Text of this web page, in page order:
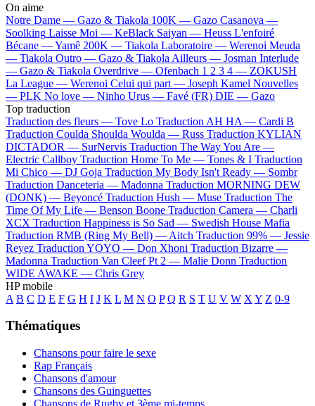
On aime
Notre Dame — Gazo & Tiakola 100K — Gazo Casanova —
Soolking Laisse Moi — KeBlack Saiyan — Heuss L'enfoiré
Bécane —Yamê 200K — Tiakola Laboratoire — Werenoi Meuda
— Tiakola Outro — Gazo & Tiakola Ailleurs — Josman Interlude
— Gazo & Tiakola Overdrive — Ofenbach 1 2 3 4 — ZOKUSH
La League — Werenoi Celui qui part — Joseph Kamel Nouvelles
— PLK No love — Ninho Urus — Favé (FR) DIE — Gazo
Top traduction
Traduction des fleurs — Tove Lo Traduction AH HA — Cardi B
Traduction Coulda Shoulda Woulda — Russ Traduction KYLIAN
DICTADOR — SurNervis Traduction The Way You Are —
Electric Callboy Traduction Home To Me — Tones & I Traduction
Mi Chico — DJ Goja Traduction My Body Isn't Ready — Sombr
Traduction Danceteria — Madonna Traduction MORNING DEW
(DONK) — Beyoncé Traduction Hush — Muse Traduction The
Time Of My Life — Benson Boone Traduction Camera — Charli
XCX Traduction Happiness is So Sad — Swedish House Mafia
Traduction RMB (Ring My Bell) — Aitch Traduction 99% — Jessie
Reyez Traduction YOYO — Don Xhoni Traduction Bizarre —
Madonna Traduction Van Cleef Pt 2 — Malie Donn Traduction
WIDE AWAKE — Chris Grey
HP mobile
A B C D E F G H I J K L M N O P Q R S T U V W X Y Z 0-9
Thématiques
Chansons pour faire le sexe
Rap Français
Chansons d'amour
Chansons des Guinguettes
Chansons de Rugby et 3ème mi-temps